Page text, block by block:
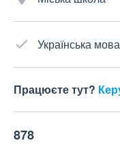
Українська
Працюєте тут?
878